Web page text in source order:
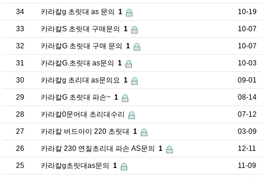
34 카라칼g 초릿대 as 문의 1 10-19
33 카라칼S 초릿대 구매문의 1 10-07
32 카라칼G 초릿대 구매 문의 1 10-07
31 카라칼G.초릿대 as문의 1 10-03
30 카라칼g 초리대 as문의요 1 09-01
29 카라칼G 초릿대 파손~ 1 08-14
28 카라칼0문어대 초리대수리 07-12
27 카라칼 버드아이 220 초릿대 1 03-09
26 카라칼 230 연질초리대 파손 AS문의 1 12-11
25 카라칼g초릿대as문의 1 11-09